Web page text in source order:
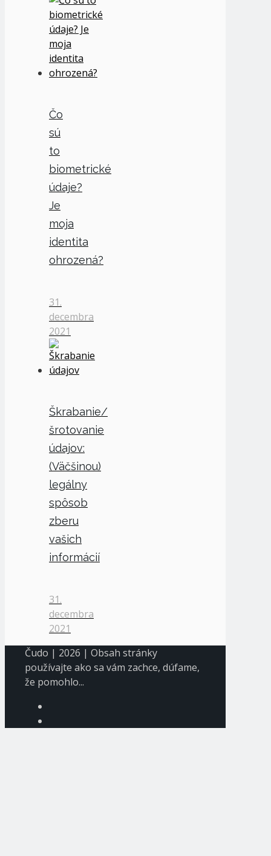
Čo
sú
to
biometrické
údaje?
Je
moja
identita
ohrozená?
31.
decembra
2021
Škrabanie/
šrotovanie
údajov:
(Väčšinou)
legálny
spôsob
zberu
vašich
informácií
31.
decembra
2021
Čudo | 2026 | Obsah stránky
používajte ako sa vám zachce, dúfame,
že pomohlo...